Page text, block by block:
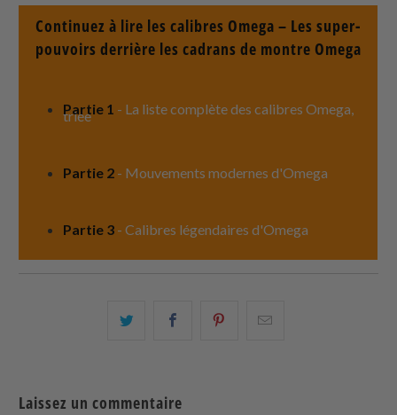
Continuez à lire les calibres Omega – Les super-
pouvoirs derrière les cadrans de montre Omega
Partie 1 - La liste complète des calibres Omega,
triée
Partie 2 - Mouvements modernes d'Omega
Partie 3 - Calibres légendaires d'Omega
Partagez Partager Partagez
Laissez un commentaire